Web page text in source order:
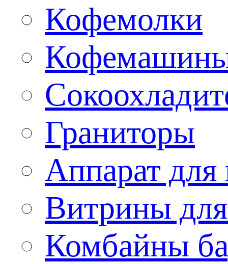
Кофемолки
Граниторы
Аппарат для
Витрины
Комбайны